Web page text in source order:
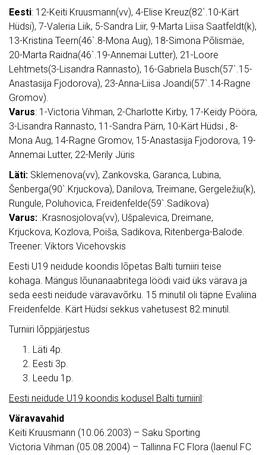
Eesti: 12-Keiti Kruusmann(vv), 4-Elise Kreuz(82`.10-Kärt
Hüdsi), 7-Valeria Liik, 5-Sandra Liir, 9-Marta Liisa Saatfeldt(k),
13-Kristina Teern(46`.8-Mona Aug), 18-Simona Põlismäe,
20-Marta Raidna(46`.19-Annemai Lutter), 21-Loore
Lehtmets(3-Lisandra Rannasto), 16-Gabriela Busch(57`.15-
Anastasija Fjodorova), 23-Anna-Liisa Joandi(57`.14-Ragne
Gromov).
Varus: 1-Victoria Vihman, 2-Charlotte Kirby, 17-Keidy Pööra,
3-Lisandra Rannasto, 11-Sandra Pärn, 10-Kärt Hüdsi , 8-
Mona Aug, 14-Ragne Gromov, 15-Anastasija Fjodorova, 19-
Annemai Lutter, 22-Merily Jüris
Läti: Sklemenova(vv), Zankovska, Garanca, Lubina,
Šenberga(90`.Krjuckova), Danilova, Treimane, Gergeležiu(k),
Rungule, Poluhovica, Freidenfelde(59`.Sadikova)
Varus: .Krasnosjolova(vv), Ušpalevica, Dreimane,
Krjuckova, Kozlova, Poiša, Sadikova, Ritenberga-Balode.
Treener: Viktors Vicehovskis
Eesti U19 neidude koondis lõpetas Balti turniiri teise
kohaga. Mängus lõunanaabritega löödi vaid üks värava ja
seda eesti neidude väravavõrku. 15 minutil oli täpne Evaliina
Freidenfelde. Kärt Hüdsi sekkus vahetusest 82.minutil.
Turniiri lõppjärjestus
Läti 4p.
Eesti 3p.
Leedu 1p.
Eesti neidude U19 koondis kodusel Balti turniiril:
Väravavahid
Keiti Kruusmann (10.06.2003) – Saku Sporting
Victoria Vihman (05.08.2004) – Tallinna FC Flora (laenul FC